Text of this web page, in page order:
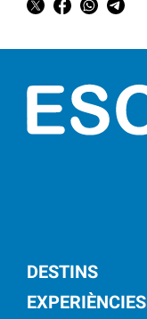
DESTINS
EXPERIÈNCIES